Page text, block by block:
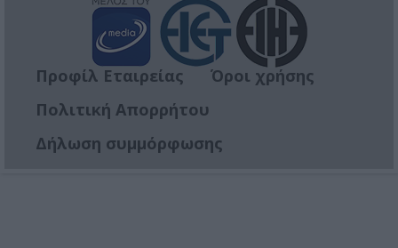
Προφίλ Εταιρείας
Όροι χρήσης
Πολιτική Απορρήτου
Δήλωση συμμόρφωσης